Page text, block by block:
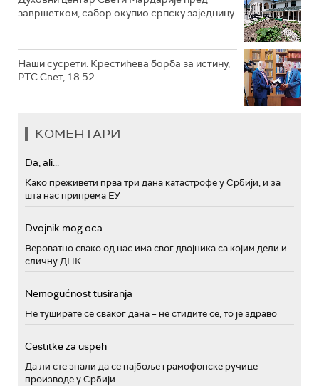
завршетком, сабор окупио српску заједницу
Наши сусрети: Крестићева борба за истину,
РТС Свет, 18.52
КОМЕНТАРИ
Da, ali...
Како преживети прва три дана катастрофе у Србији, и за
шта нас припрема ЕУ
Dvojnik mog oca
Вероватно свако од нас има свог двојника са којим дели и
сличну ДНК
Nemogućnost tusiranja
Не туширате се сваког дана – не стидите се, то је здраво
Cestitke za uspeh
Да ли сте знали да се најбоље грамофонске ручице
производе у Србији